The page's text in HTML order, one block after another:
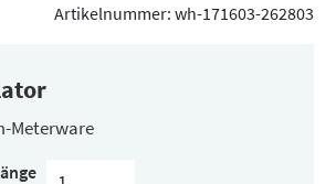
Artikelnummer: wh-171603-262803
Meterware